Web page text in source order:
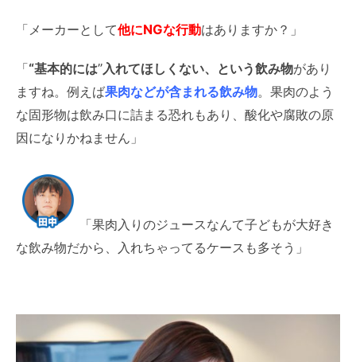
「メーカーとして他にNGな行動はありますか？」
「“基本的には”入れてほしくない、という飲み物があり
ますね。例えば果肉などが含まれる飲み物。果肉のよう
な固形物は飲み口に詰まる恐れもあり、酸化や腐敗の原
因になりかねません」
「果肉入りのジュースなんて子どもが大好き
な飲み物だから、入れちゃってるケースも多そう」